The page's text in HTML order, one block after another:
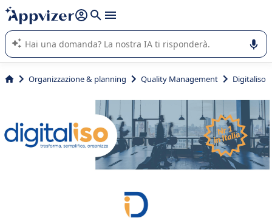
righe con
shift + enter
L'IA di Appvizer vi guida nell'utilizzo o nella scelta di un
software SaaS per la vostra azienda.
Organizzazione & planning Quality Management Digitaliso